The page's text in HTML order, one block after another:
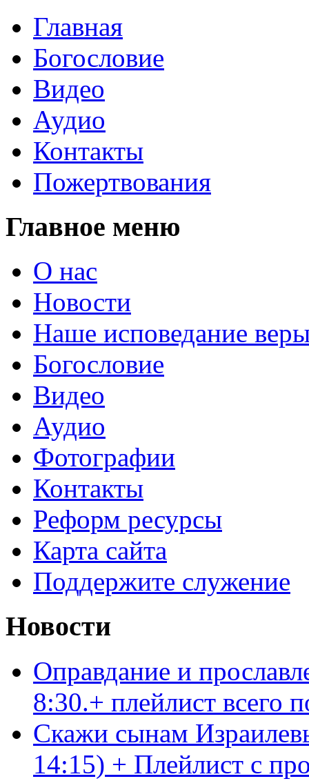
Главная
Богословие
Видео
Аудио
Контакты
Пожертвования
Главное меню
О нас
Новости
Наше исповедание
Богословие
Видео
Аудио
Фотографии
Контакты
Реформ ресурсы
Карта сайта
Поддержите служение
Новости
Оправдание и
8:30.+ плейлист
Скажи сынам
14:15) + Плейлист с